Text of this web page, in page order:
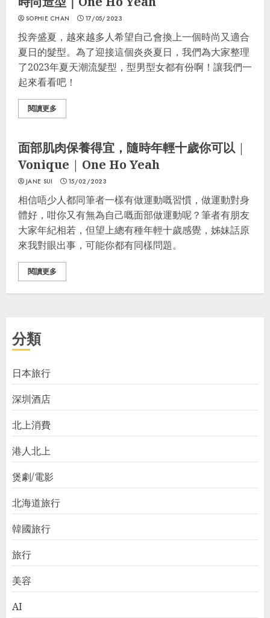
SOPHIE CHAN 17/05/2023
投奔盛夏，越來越多人希望自己會換上一個時尚又適合
夏日的髮型。為了迎接這個炎炎夏日，我們為大家整理
了2023年夏天潮流髮型，型男型女都有份啊！讓我們一
起來看看吧！
閱讀更多
生活Tips
面部肌肉保養得宜，隨時年輕十歲你可以 |
Vonique | One Ho Yeah
JANE SUI 15/02/2023
相信唔少人都同筆者一樣有做運動嘅習慣，做運動對身
體好，咁你又有無為自己嘅面部做運動呢？筆者有朋友
大家年紀相若，但望上總有種年輕十歲感覺，姊妹話原
來我對眼出事，可能你都有同樣問題。
閱讀更多
分類
日本旅行
深圳酒店
北上消費
港人北上
煲劇/電影
北海道旅行
韓國旅行
旅行
美容
AI